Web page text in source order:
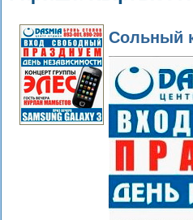
Сольный